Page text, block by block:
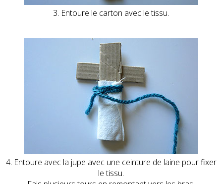
3. Entoure le carton avec le tissu.
4. Entoure avec la jupe avec une ceinture de laine pour fixer
le tissu.